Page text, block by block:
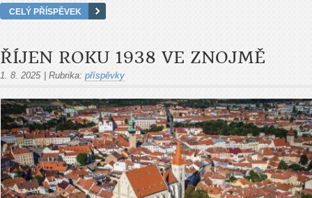
CELÝ PŘÍSPĚVEK
ŘÍJEN ROKU 1938 VE ZNOJMĚ
1. 8. 2025 Rubrika: příspěvky